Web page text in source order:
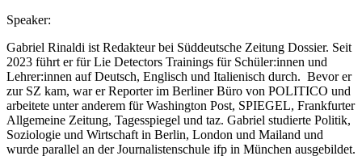
Speaker:
Gabriel Rinaldi ist Redakteur bei Süddeutsche Zeitung Dossier. Seit
2023 führt er für Lie Detectors Trainings für Schüler:innen und
Lehrer:innen auf Deutsch, Englisch und Italienisch durch. Bevor er
zur SZ kam, war er Reporter im Berliner Büro von POLITICO und
arbeitete unter anderem für Washington Post, SPIEGEL, Frankfurter
Allgemeine Zeitung, Tagesspiegel und taz. Gabriel studierte Politik,
Soziologie und Wirtschaft in Berlin, London und Mailand und
wurde parallel an der Journalistenschule ifp in München ausgebildet.